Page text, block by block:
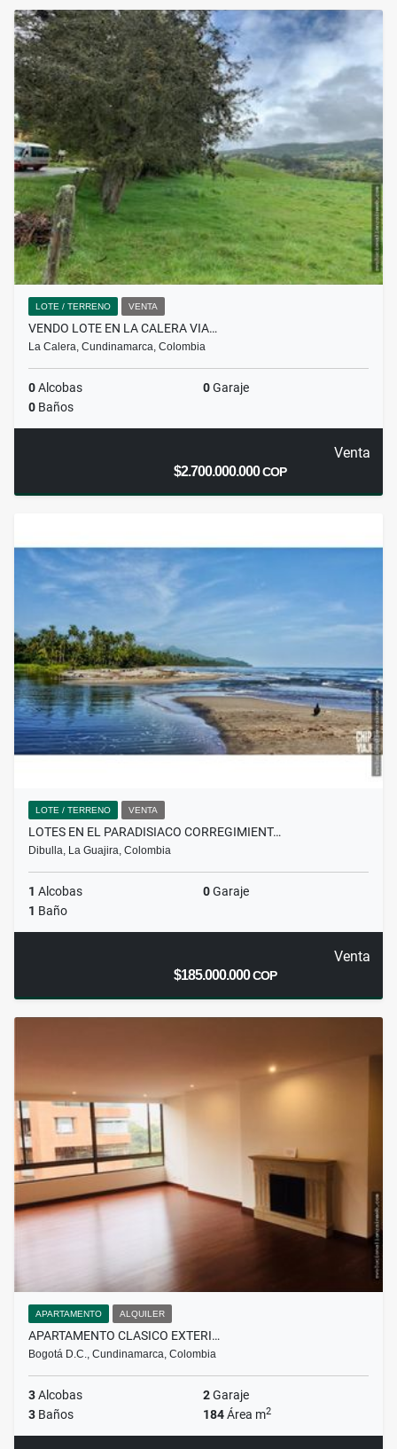
LOTE / TERRENO VENTA
VENDO LOTE EN LA CALERA VIA…
La Calera, Cundinamarca, Colombia
0Alcobas 0Garaje
0 Baños
Venta
$2.700.000.000COP
LOTE / TERRENO VENTA
LOTES EN EL PARADISIACO CORREGIMIENT…
Dibulla, La Guajira, Colombia
1 Alcobas 0Garaje
1 Baño
Venta
$185.000.000COP
APARTAMENTO ALQUILER
APARTAMENTO CLASICO EXTERI…
Bogotá D.C., Cundinamarca, Colombia
3Alcobas 2Garaje
3 Baños 184Área m2